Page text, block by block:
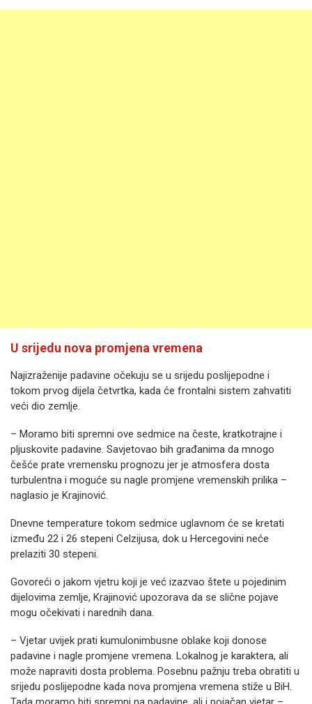
U srijedu nova promjena vremena
Najizraženije padavine očekuju se u srijedu poslijepodne i
tokom prvog dijela četvrtka, kada će frontalni sistem zahvatiti
veći dio zemlje.
– Moramo biti spremni ove sedmice na česte, kratkotrajne i
pljuskovite padavine. Savjetovao bih građanima da mnogo
češće prate vremensku prognozu jer je atmosfera dosta
turbulentna i moguće su nagle promjene vremenskih prilika –
naglasio je Krajinović.
Dnevne temperature tokom sedmice uglavnom će se kretati
između 22 i 26 stepeni Celzijusa, dok u Hercegovini neće
prelaziti 30 stepeni.
Govoreći o jakom vjetru koji je već izazvao štete u pojedinim
dijelovima zemlje, Krajinović upozorava da se slične pojave
mogu očekivati i narednih dana.
– Vjetar uvijek prati kumulonimbusne oblake koji donose
padavine i nagle promjene vremena. Lokalnog je karaktera, ali
može napraviti dosta problema. Posebnu pažnju treba obratiti u
srijedu poslijepodne kada nova promjena vremena stiže u BiH.